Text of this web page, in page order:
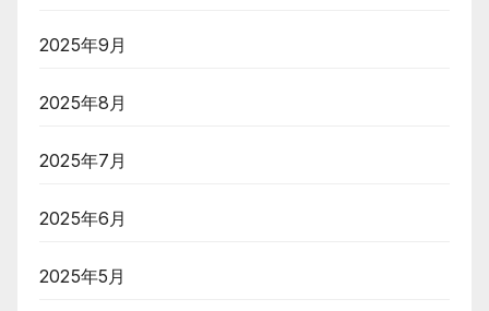
2025年9月
2025年8月
2025年7月
2025年6月
2025年5月